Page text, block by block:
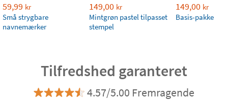
59,99 kr
Små strygbare
navnemærker
149,00 kr
Mintgrøn pastel tilpasset
stempel
149,00 kr
Basis-pakke
Tilfredshed garanteret
4.57/5.00 Fremragende